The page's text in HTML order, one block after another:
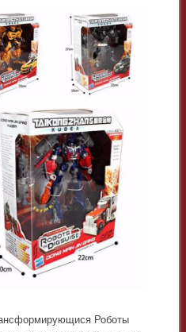
Роботы